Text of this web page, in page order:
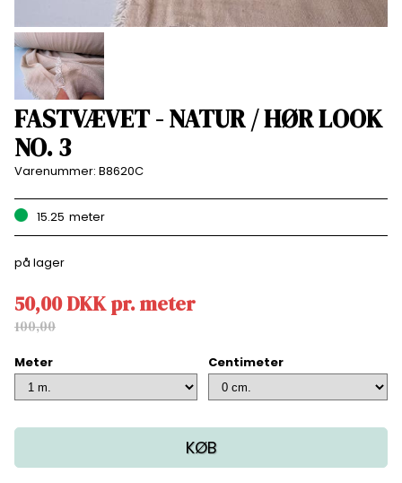
FASTVÆVET - NATUR / HØR LOOK
NO. 3
Varenummer: B8620C
15.25 meter
på lager
50,00DKKpr.meter
100,00
Meter Centimeter
KØB